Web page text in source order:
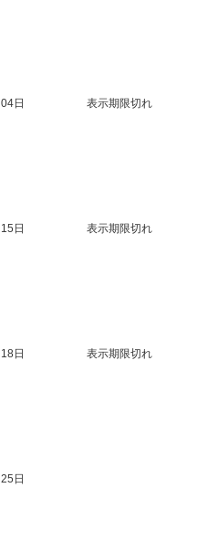
日 表示期限切れ
日 表示期限切れ
日 表示期限切れ
日